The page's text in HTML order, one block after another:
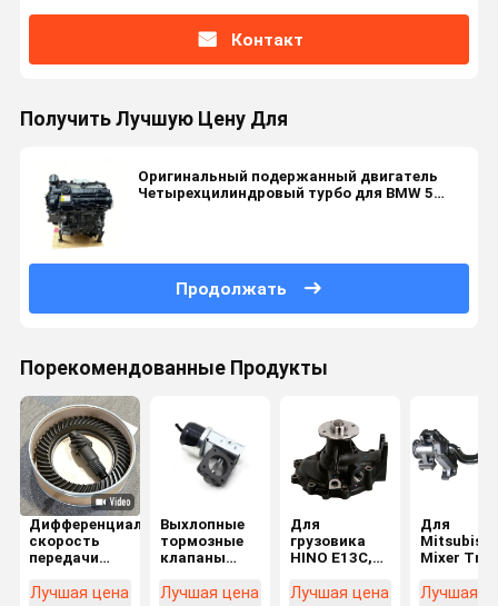
Контакт
Получить Лучшую Цену Для
Оригинальный подержанный двигатель
Четырехцилиндровый турбо для BMW 5
Продолжать
Порекомендованные Продукты
Дифференциальная
скорость
передачи
Gear Set OEM
Лучшая цена
Выхлопные
тормозные
клапаны
выхлопные
Лучшая цена
Для
грузовика
HINO E13C,
Водокача
Лучшая цена
Для
Mitsubishi
Mixer
Balance
Лучшая